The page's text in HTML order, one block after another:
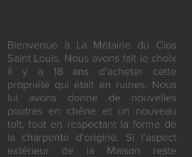
Bienvenue à La Métairie du Clos
Saint Louis. Nous avons fait le choix
il y a 18 ans d’acheter cette
propriété qui était en ruines. Nous
lui avons donné de nouvelles
poutres en chêne et un nouveau
toît, tout en respectant la forme de
la charpente d’origine. Si l’aspect
extérieur de la Maison reste